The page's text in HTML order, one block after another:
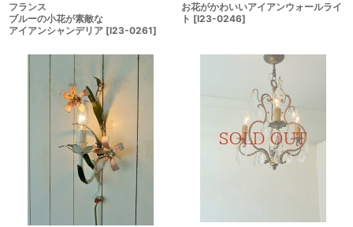
フランス
ブルーの小花が素敵な
アイアンシャンデリア [I23-0261]
お花がかわいいアイアンウォールライ
ト [I23-0246]